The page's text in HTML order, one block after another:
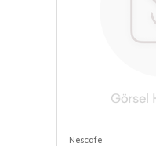
Nescafe